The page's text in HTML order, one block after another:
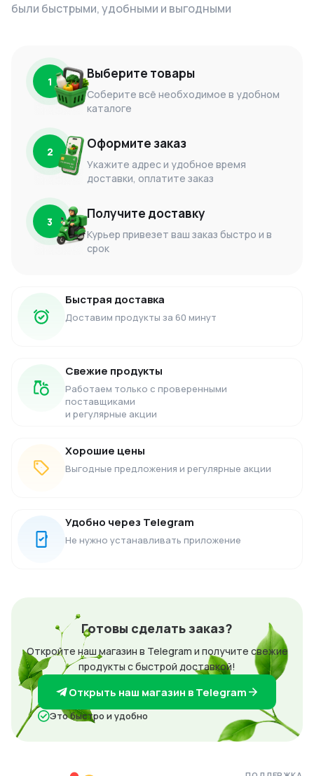
были быстрыми, удобными и выгодными
1 Выберите товары
Соберите всё необходимое в удобном
каталоге
2 Оформите заказ
Укажите адрес и удобное время
доставки, оплатите заказ
3 Получите доставку
Курьер привезет ваш заказ быстро и в
срок
Быстрая доставка
Доставим продукты за 60 минут
Свежие продукты
Работаем только с проверенными
поставщиками
и регулярные акции
Хорошие цены
Выгодные предложения и регулярные акции
Удобно через Telegram
Не нужно устанавливать приложение
Готовы сделать заказ?
Откройте наш магазин в Telegram и получите свежие
продукты с быстрой доставкой!
Открыть наш магазин в Telegram
Это быстро и удобно